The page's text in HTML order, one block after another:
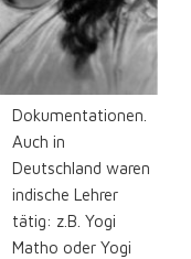
Dokumentationen.
Auch in
Deutschland waren
indische Lehrer
tätig: z.B. Yogi
Matho oder Yogi